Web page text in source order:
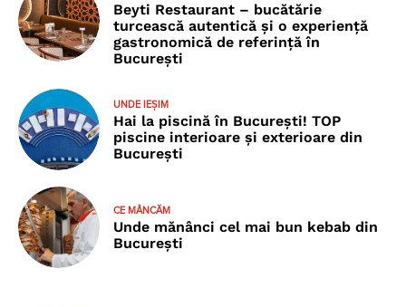
Beyti Restaurant – bucătărie
turcească autentică și o experiență
gastronomică de referință în
București
UNDE IEȘIM
Hai la piscină în București! TOP
piscine interioare și exterioare din
București
CE MÂNCĂM
Unde mănânci cel mai bun kebab din
București